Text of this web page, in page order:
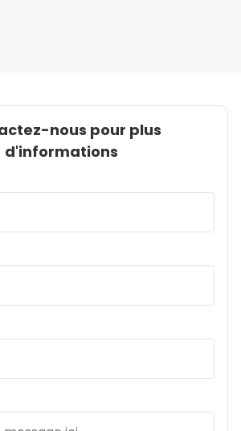
nous pour plus
d'informations